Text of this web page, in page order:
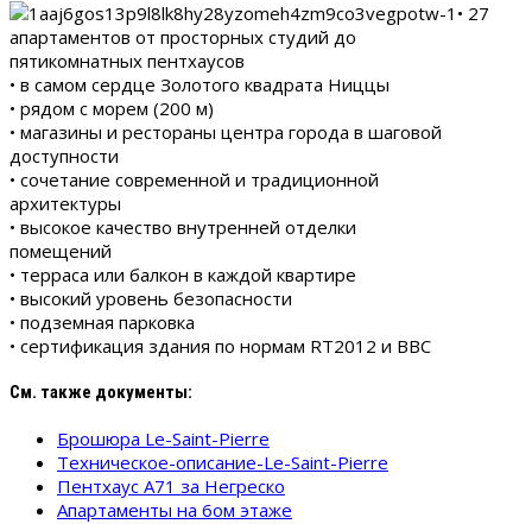
• 27
апартаментов от просторных студий до
пятикомнатных пентхаусов
• в самом сердце Золотого квадрата Ниццы
• рядом с морем (200 м)
• магазины и рестораны центра города в шаговой
доступности
• сочетание современной и традиционной
архитектуры
• высокое качество внутренней отделки
помещений
• терраса или балкон в каждой квартире
• высокий уровень безопасности
• подземная парковка
• сертификация здания по нормам RT2012 и BBC
См. также документы:
Брошюра Le-Saint-Pierre
Техническое-описание-Le-Saint-Pierre
Пентхаус A71 за Негреско
Апартаменты на 6ом этаже